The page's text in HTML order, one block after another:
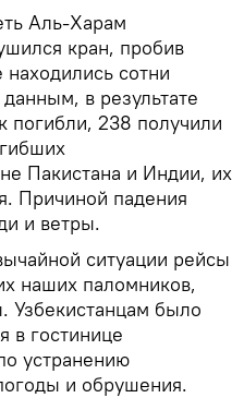
Аль-Харам
кран, пробив
сотни
в результате
погибли, 238 получили
Пакистана и Индии, их
Причиной падения
и ветры.
ситуации рейсы
наших паломников,
Узбекистанцам было
в гостинице
устранению
и обрушения.